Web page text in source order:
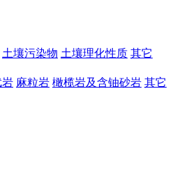
土壤污染物 土壤理化性质 其它
岩 麻粒岩 橄榄岩及含铀砂岩 其它